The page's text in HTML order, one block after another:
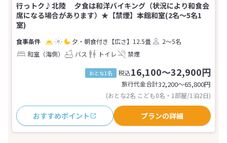
行っトク♪北陸 夕食は和洋バイキング（状況により和食会
席になる場合があります）★【禁煙】本館和室(2名～5名1
室)
夕・朝食付き 【広さ】12.5畳
2～5名
和室（海側）
バス トイレ 禁煙
おとな1名 税込16,100～32,900円
旅行代金合計32,200〜65,800円
(おとな2名 こども0名・1部屋/1泊2日)
おすすめポイント プランの詳細